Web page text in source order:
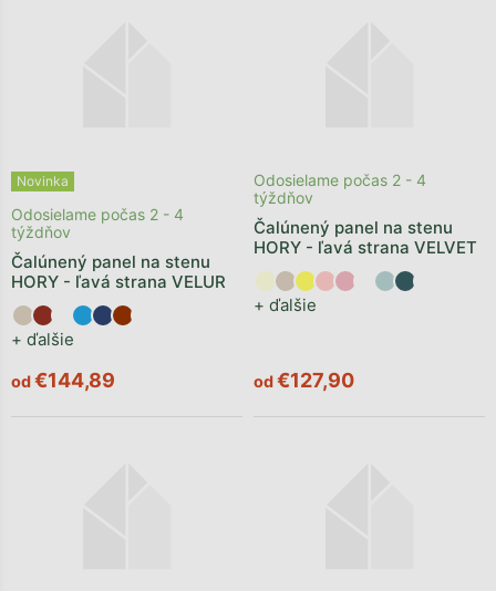
Novinka
Čalúnený panel na stenu
HORY - ľavá strana VELUR
+ ďalšie
Odosielame počas 2 - 4
týždňov
od€144,89
Čalúnený panel na stenu
HORY - ľavá strana VELVET
+ ďalšie
Odosielame počas 2 - 4
týždňov
od€127,90